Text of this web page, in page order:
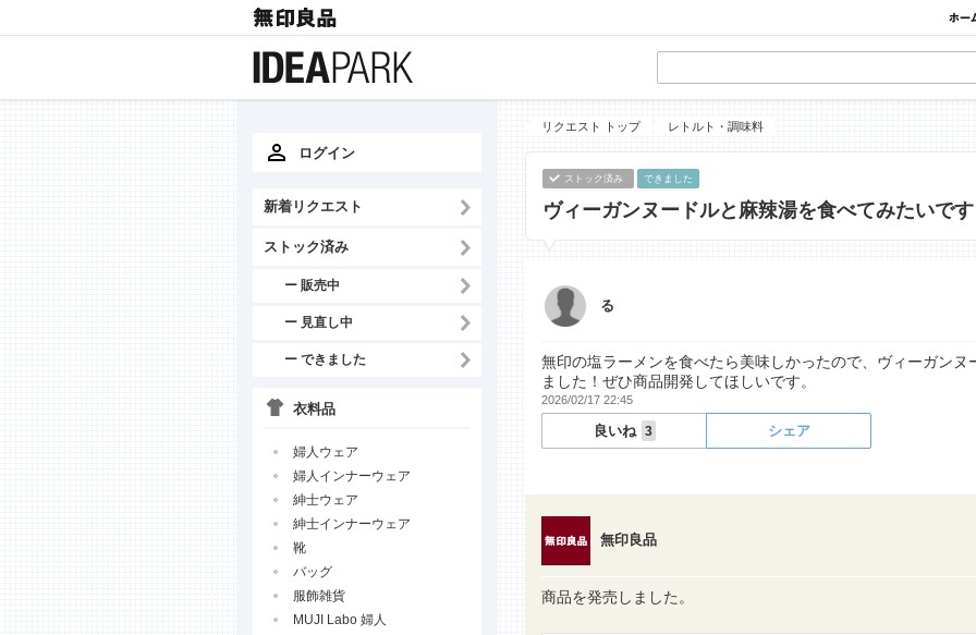
ログイン
新着リクエスト
ストック済み
ー 販売中
ー 見直し中
ー できました
衣料品
婦人ウェア
婦人インナーウェア
紳士ウェア
紳士インナーウェア
靴
バッグ
服飾雑貨
MUJI Labo 婦人
リクエスト トップ レトルト・調味料
ストック済み できました
ヴィーガンヌードルと麻辣湯を食べてみたいです
る
無印の塩ラーメンを食べたら美味しかったので、ヴィーガン
ました！ぜひ商品開発してほしいです。
2026/02/17 22:45
良いね 3 シェア
無印良品
商品を発売しました。